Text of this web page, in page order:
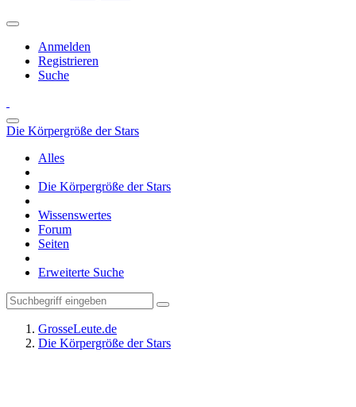
Anmelden
Registrieren
Suche
Die Körpergröße der Stars
Alles
Die Körpergröße der Stars
Wissenswertes
Forum
Seiten
Erweiterte Suche
GrosseLeute.de
Die Körpergröße der Stars